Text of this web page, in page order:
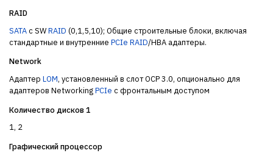
RAID
SATAc SWRAID (0,1,5,10); Oбщие строительные блоки, включая
стандартные и внутренние PCIe RAID/HBA адаптеры.
Network
Адаптер LOM, установленный в слот OCP 3.0, опционально для
адаптеров NetworkingPCIe с фронтальным доступом
Количество дисков 1
1, 2
Графический процессор